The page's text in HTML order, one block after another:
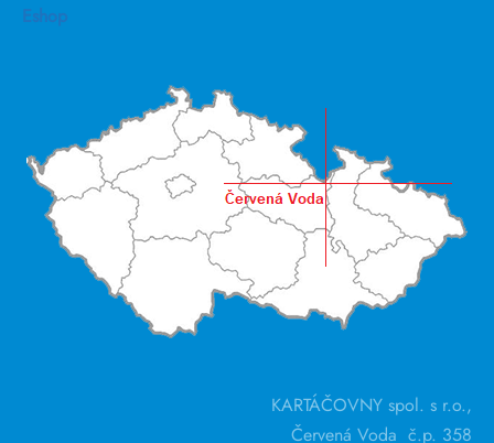
Eshop
KARTÁČOVNY spol. s r.o.,
Červená Voda č.p. 358